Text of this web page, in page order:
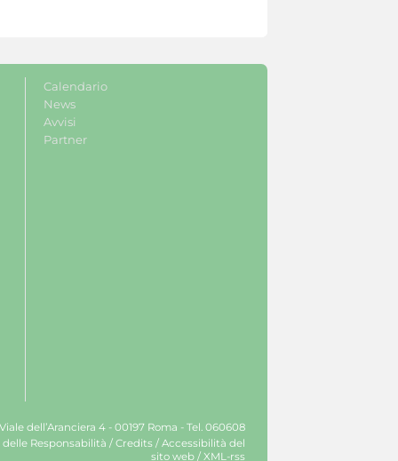
Calendario
News
Avvisi
Partner
dell’Aranciera 4 - 00197 Roma - Tel. 060608
Responsabilità / Credits / Accessibilità del
sito web / XML-rss